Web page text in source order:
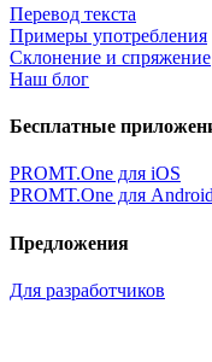
Перевод текста
Примеры употребления
Склонение и спряжение
Наш блог
Бесплатные
PROMT.One для iOS
PROMT.One для Android
Предложения
Для разработчиков